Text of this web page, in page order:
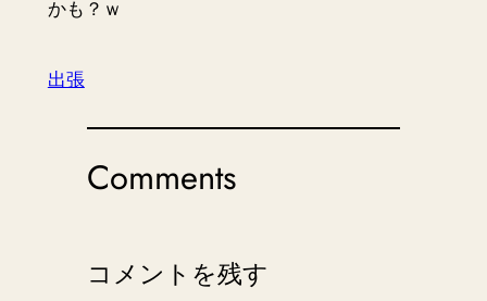
かも？ｗ
出張
Comments
コメントを残す